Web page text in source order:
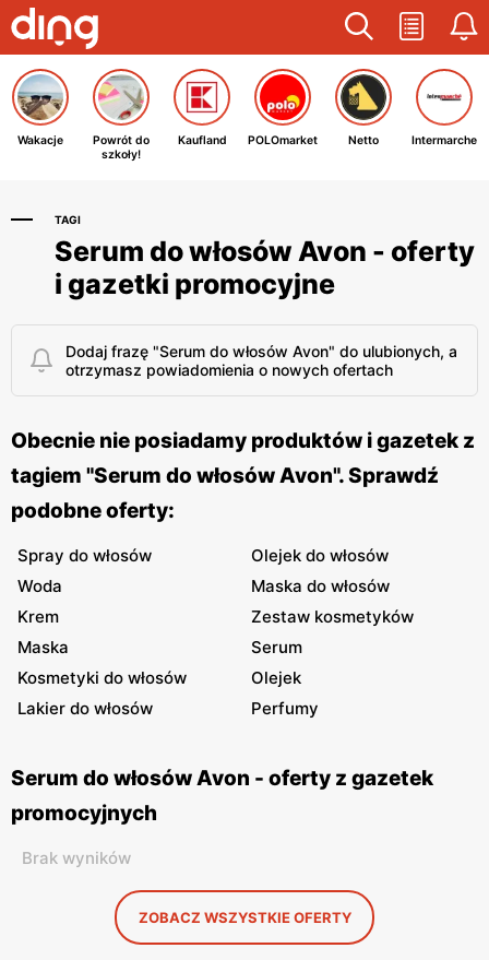
Wakacje
Powrót do
szkoły!
Kaufland POLOmarket Netto Intermarche
TAGI
Serum do włosów Avon - oferty
i gazetki promocyjne
Dodaj frazę "Serum do włosów Avon" do ulubionych, a
otrzymasz powiadomienia o nowych ofertach
Obecnie nie posiadamy produktów i gazetek z
tagiem "Serum do włosów Avon". Sprawdź
podobne oferty:
Spray do włosów
Olejek do włosów
Woda
Maska do włosów
Krem
Zestaw kosmetyków
Maska
Serum
Kosmetyki do włosów
Olejek
Lakier do włosów
Perfumy
Serum do włosów Avon - oferty z gazetek
promocyjnych
Brak wyników
ZOBACZ WSZYSTKIE OFERTY